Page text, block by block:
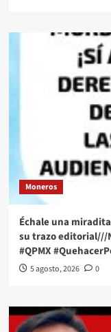
Moneros
Échale una
su trazo editorial///
#QPMX
5 agosto, 2026 0